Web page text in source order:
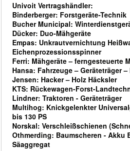
Univoit Vertragshändler:
Binderberger: Forstgeräte-Technik
Bucher Municipal:
Dücker: Duo-Mähgeräte
Empas: Unkrautvernichtung
Eichenprozessionsspinner
Ferri: Mähgeräte – ferngesteuerte
Hansa: Fahrzeuge – Geräteträger
Jensen: Hacker – Holz Häcksler
KTS: Rückewagen-Forst-
Lindner: Traktoren - Geräteträger
Multihog: Knickgelenkter
bis 130 PS
Norskal: Verschleißschienen
Othmerding: Baumscheren - Akku
Säaggregat